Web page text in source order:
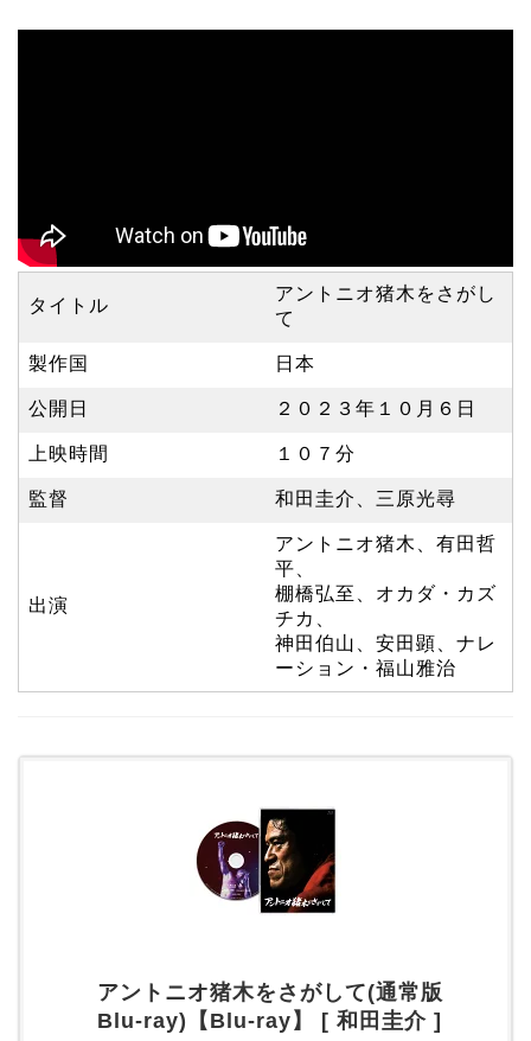
タイトル
アントニオ猪木をさがし
て
製作国 日本
公開日 ２０２３年１０月６日
上映時間 １０７分
監督 和田圭介、三原光尋
出演
アントニオ猪木、有田哲
平、
棚橋弘至、オカダ・カズ
チカ、
神田伯山、安田顕、ナレ
ーション・福山雅治
アントニオ猪木をさがして(通常版
Blu-ray)【Blu-ray】 [ 和田圭介 ]